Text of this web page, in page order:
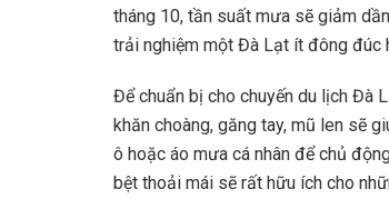
tháng 10, tần suất mưa sẽ giảm
trải nghiệm một Đà Lạt ít đông đúc
Để chuẩn bị cho chuyến du lịch Đà
khăn choàng, găng tay, mũ len sẽ
ô hoặc áo mưa cá nhân để chủ
bệt thoải mái sẽ rất hữu ích cho